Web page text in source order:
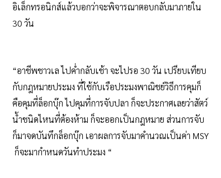
อิเล็กทรอนิกส์แล้วบอกว่าจะพิจารณาตอบกลับมาภายใน
30 วัน
“อาชีพชาวเล ไปค่ำกลับเช้า จะไปรอ 30 วัน เปรียบเทียบ
กับกฎหมายประมง ที่ใช้กับเรือประมงพาณิชย์วิธีการคุมก็
คือคุมที่ล็อกบุ๊ก ไปคุมที่การจับปลา ก็จะประกาศเลยว่าสัตว์
น้ำชนิดไหนที่ต้องห้าม ก็จะออกเป็นกฎหมาย ส่วนการจับ
ก็มาจดบันทึกล็อกบุ๊ก เอาผลการจับมาคำนวณเป็นค่า MSY
ก็จะมากำหนดวันทำประมง “